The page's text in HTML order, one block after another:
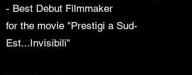
- Best Debut Filmmaker
for the movie "Prestigi a Sud-
Est...Invisibili"